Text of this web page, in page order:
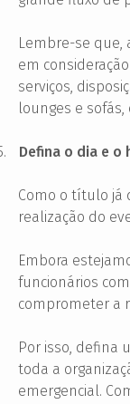
Lembre-se que,
em
serviços,
lounges e sofás,
Defina o dia e o
Como o título já
realização do
Embora
funcionários
comprometer a
Por isso, defina
toda a
emergencial.